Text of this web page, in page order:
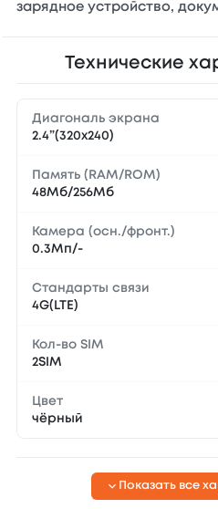
зарядное устройство,
Технические
Диагональ экрана
2.4”(320x240)
Память (RAM/ROM)
48Мб/256Мб
Камера (осн./фронт.)
0.3Мп/-
Стандарты связи
4G(LTE)
Кол-во SIM
2SIM
Цвет
чёрный
Показать все